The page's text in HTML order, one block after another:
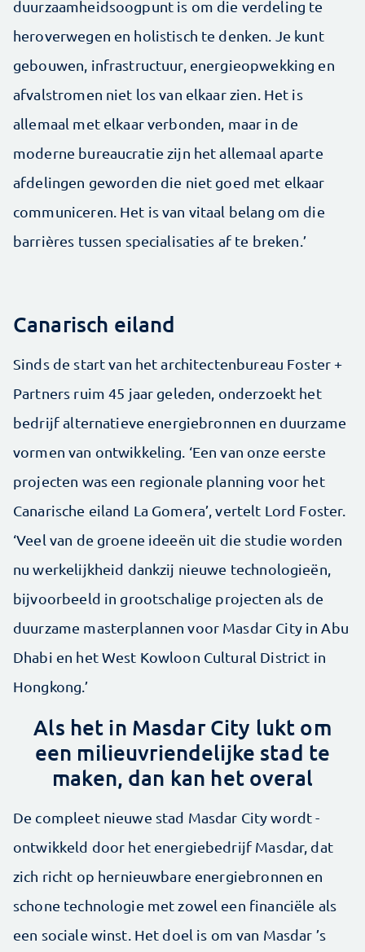
duurzaamheidsoogpunt is om die verdeling te
heroverwegen en holistisch te denken. Je kunt
gebouwen, infrastructuur, energie­opwekking en
afvalstromen niet los van elkaar zien. Het is
allemaal met elkaar verbonden, maar in de
moderne bureaucratie zijn het allemaal aparte
afdelingen geworden die niet goed met elkaar
communi­ceren. Het is van vitaal belang om die
barrières tussen specialisaties af te breken.’
Canarisch eiland
Sinds de start van het architectenbureau Foster +
Partners ruim 45 jaar geleden, onderzoekt het
bedrijf alternatieve energiebronnen en duurzame
vormen van ontwikkeling. ‘Een van onze eerste
projecten was een regionale planning voor het
Canarische eiland La Gomera’, vertelt Lord Foster.
‘Veel van de groene ideeën uit die studie worden
nu werkelijkheid dankzij nieuwe technologieën,
bijvoorbeeld in grootschalige ­projecten als de
duurzame masterplannen voor Masdar City in Abu
Dhabi en het West Kowloon Cultural District in
Hongkong.’
Als het in Masdar City lukt om
een milieuvriendelijke stad te
maken, dan kan het overal
De compleet nieuwe stad Masdar City wordt ­
ontwikkeld door het energiebedrijf Masdar, dat
zich richt op hernieuwbare energiebronnen en
schone technologie met zowel een financiële als
een sociale winst. Het doel is om van Masdar ’s